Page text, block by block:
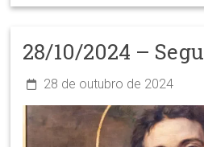
28/10/2024 –
28 de outubro de 2024